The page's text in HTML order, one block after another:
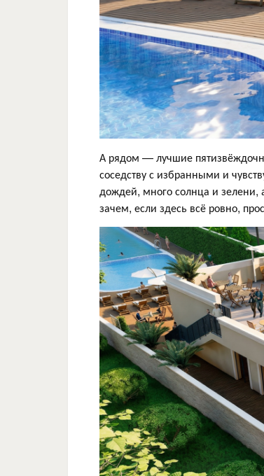
А рядом — лучшие
соседству с избранными и
дождей, много солнца и зелени,
зачем, если здесь всё ровно,